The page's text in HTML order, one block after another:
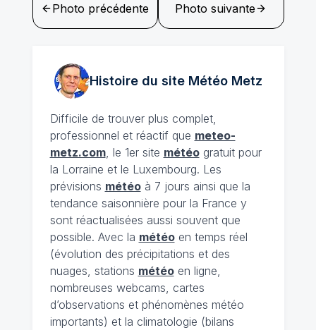
Photo précédente Photo suivante
Histoire du site MétéoMetz
Difficile de trouver plus complet,
professionnel et réactif que meteo-
metz.com, le 1er site météogratuit pour
la Lorraine et le Luxembourg. Les
prévisions météoà 7 jours ainsi que la
tendance saisonnière pour la France y
sont réactualisées aussi souvent que
possible. Avec la météoen temps réel
(évolution des précipitations et des
nuages, stations météoen ligne,
nombreuses webcams, cartes
d’observations et phénomènes météo
importants) et la climatologie (bilans